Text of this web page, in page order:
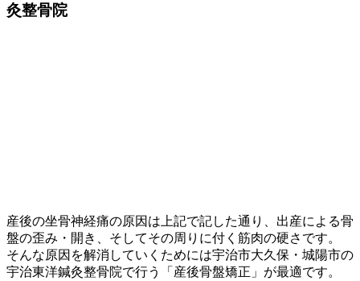
灸整骨院
産後の坐骨神経痛の原因は上記で記した通り、出産による骨
盤の歪み・開き、そしてその周りに付く筋肉の硬さです。
そんな原因を解消していくためには宇治市大久保・城陽市の
宇治東洋鍼灸整骨院で行う「産後骨盤矯正」が最適です。